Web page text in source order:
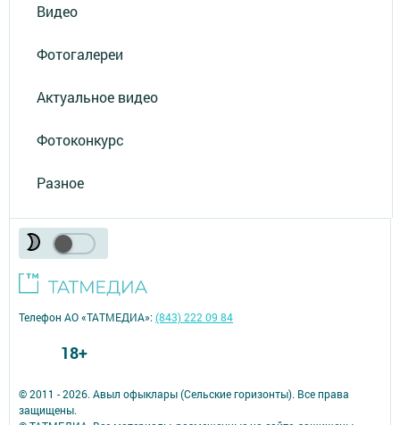
Видео
Фотогалереи
Актуальное видео
Фотоконкурс
Разное
© 2011 - 2026. Авыл офыклары (Сельские горизонты). Все права
защищены.
Телефон АО «ТАТМЕДИА»:(843) 222 09 84
18+